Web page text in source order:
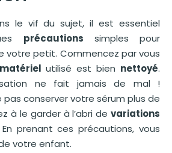
le vif du sujet, il est essentiel
précautions simples pour
votre petit. Commencez par vous
matériel utilisé est bien nettoyé.
ne fait jamais de mal !
pas conserver votre sérum plus de
à le garder à l’abri devariations
prenant ces précautions, vous
votre enfant.